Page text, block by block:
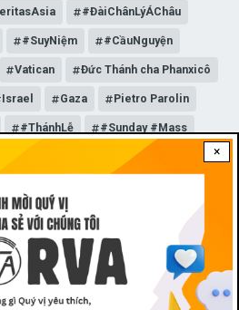
×
#ĐàiChânLýÁChâu
#SuyNiệm #CầuNguyện
Vatican Đức Thánh cha Phanxicô
Israel Gaza Pietro Parolin
#ThánhLễ #Sunday #Mass
Lêô XIV General Audience
WITH US!